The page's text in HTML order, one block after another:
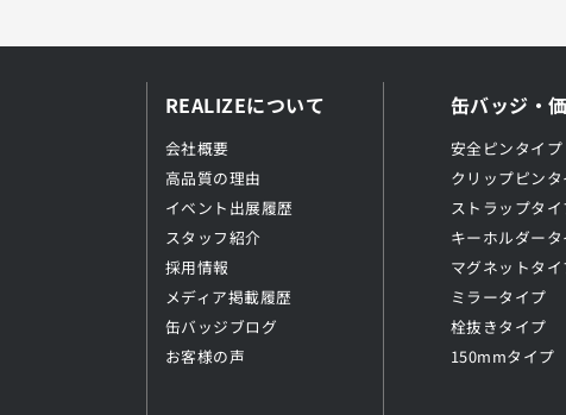
REALIZEについて
会社概要
高品質の理由
イベント出展履歴
スタッフ紹介
採用情報
メディア掲載履歴
缶バッジブログ
お客様の声
缶バッジ・
安全ピンタイプ
クリップピン
ストラップタ
キーホルダー
マグネットタイ
ミラータイプ
栓抜きタイプ
150mmタイプ